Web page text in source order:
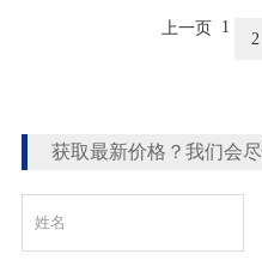
上一页 1
2
获取最新价格？我们会